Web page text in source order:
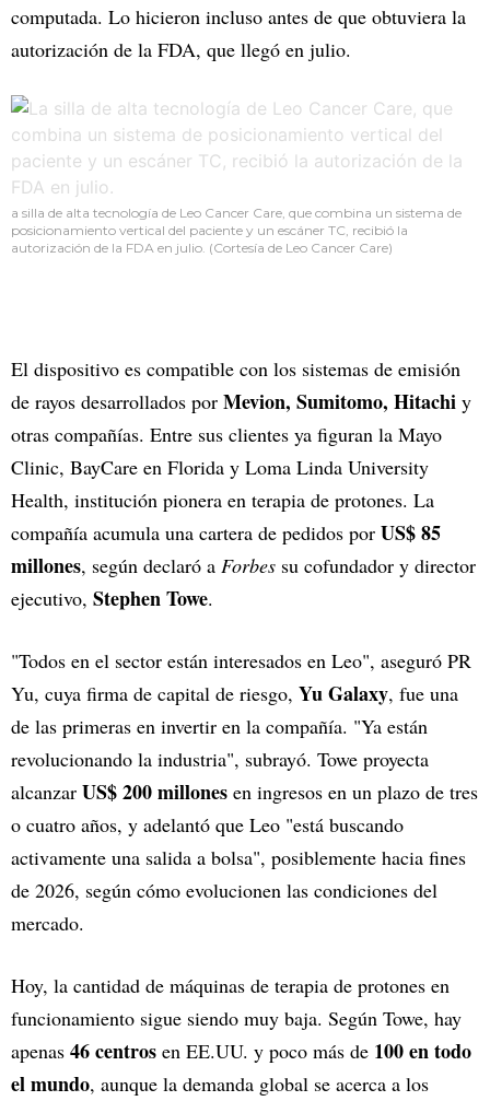
computada. Lo hicieron incluso antes de que obtuviera la
autorización de la FDA, que llegó en julio.
a silla de alta tecnología de Leo Cancer Care, que combina un sistema de
posicionamiento vertical del paciente y un escáner TC, recibió la
autorización de la FDA en julio. (Cortesía de Leo Cancer Care)
El dispositivo es compatible con los sistemas de emisión
de rayos desarrollados por Mevion, Sumitomo, Hitachi y
otras compañías. Entre sus clientes ya figuran la Mayo
Clinic, BayCare en Florida y Loma Linda University
Health, institución pionera en terapia de protones. La
compañía acumula una cartera de pedidos por US$ 85
millones, según declaró a Forbes su cofundador y director
ejecutivo, Stephen Towe.
"Todos en el sector están interesados en Leo", aseguró PR
Yu, cuya firma de capital de riesgo, Yu Galaxy, fue una
de las primeras en invertir en la compañía. "Ya están
revolucionando la industria", subrayó. Towe proyecta
alcanzar US$ 200 millones en ingresos en un plazo de tres
o cuatro años, y adelantó que Leo "está buscando
activamente una salida a bolsa", posiblemente hacia fines
de 2026, según cómo evolucionen las condiciones del
mercado.
Hoy, la cantidad de máquinas de terapia de protones en
funcionamiento sigue siendo muy baja. Según Towe, hay
apenas 46 centros en EE.UU. y poco más de 100 en todo
el mundo, aunque la demanda global se acerca a los